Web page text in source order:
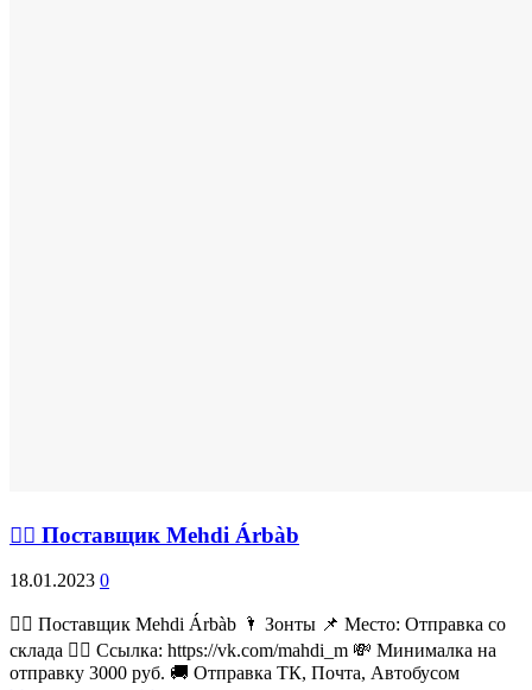
💁‍♂ Поставщик Mehdi Árbàb
18.01.2023 0
💁‍♂ Поставщик Mehdi Árbàb 🌂 Зонты 📌 Место: Отправка со
склада 👉🏻 Ссылка: https://vk.com/mahdi_m 💸 Минималка на
отправку 3000 руб. 🚚 Отправка ТК, Почта, Автобусом